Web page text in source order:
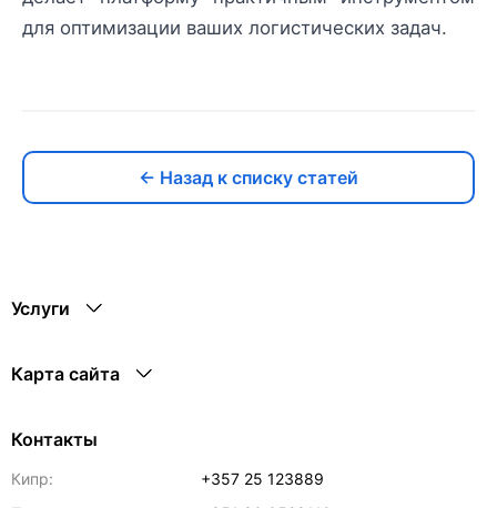
для оптимизации ваших логистических задач.
← Назад к списку статей
Услуги
Карта сайта
Контакты
Кипр:
+357 25 123889